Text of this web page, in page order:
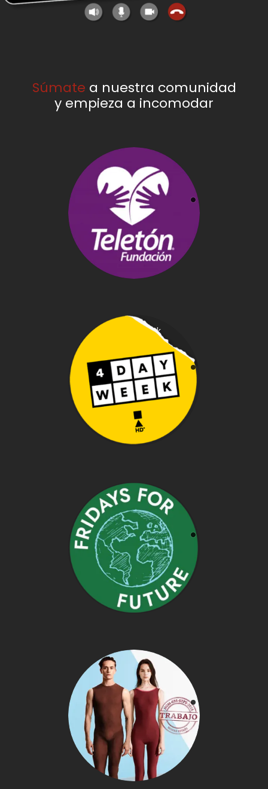
Súmate a nuestra comunidad
y empieza a incomodar
Teletón
Construir un país
incluyente y elevar la
calidad de vida de
las personas con
discapacidad,
autismo y cáncer.
#4DayWeek
Laborar 4 días y 32
horas beneficia a
nuestra sociedad,
economía, medio
ambiente y
democracia
Fridays for future
Movimiento dónde
protestaron contra el
parlamento sueco
por la falta de acción
sobre la crisis
climática.
Nom-035
Promover espacios
de trabajo saludables
y con mayor
responsabilidad
psicosocial para los
colaboradores.